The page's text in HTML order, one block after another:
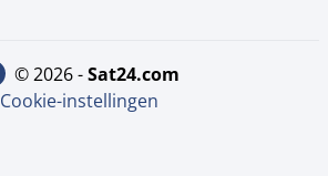
© 2026 - sat24.com
Cookie-instellingen